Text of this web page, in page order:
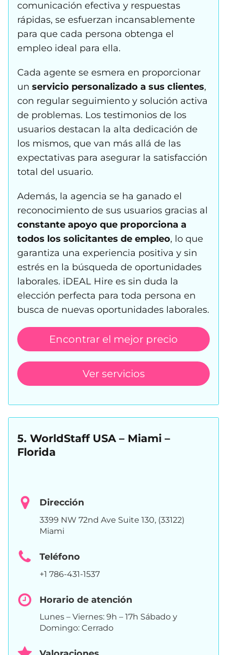
comunicación efectiva y respuestas
rápidas, se esfuerzan incansablemente
para que cada persona obtenga el
empleo ideal para ella.
Cada agente se esmera en proporcionar
un servicio personalizado a sus clientes,
con regular seguimiento y solución activa
de problemas. Los testimonios de los
usuarios destacan la alta dedicación de
los mismos, que van más allá de las
expectativas para asegurar la satisfacción
total del usuario.
Además, la agencia se ha ganado el
reconocimiento de sus usuarios gracias al
constante apoyo que proporciona a
todos los solicitantes de empleo, lo que
garantiza una experiencia positiva y sin
estrés en la búsqueda de oportunidades
laborales. iDEAL Hire es sin duda la
elección perfecta para toda persona en
busca de nuevas oportunidades laborales.
Encontrar el mejor precio
Ver servicios
5. WorldStaff USA – Miami –
Florida
Dirección
3399 NW 72nd Ave Suite 130, (33122)
Miami
Teléfono
+1 786-431-1537
Horario de atención
Lunes – Viernes: 9h – 17h Sábado y
Domingo: Cerrado